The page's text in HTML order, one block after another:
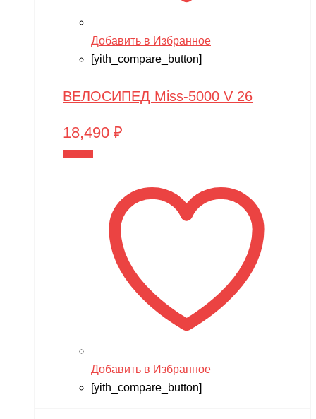
Добавить в Избранное
[yith_compare_button]
ВЕЛОСИПЕД Miss-5000 V 26
18,490 ₽
Добавить в Избранное
[yith_compare_button]